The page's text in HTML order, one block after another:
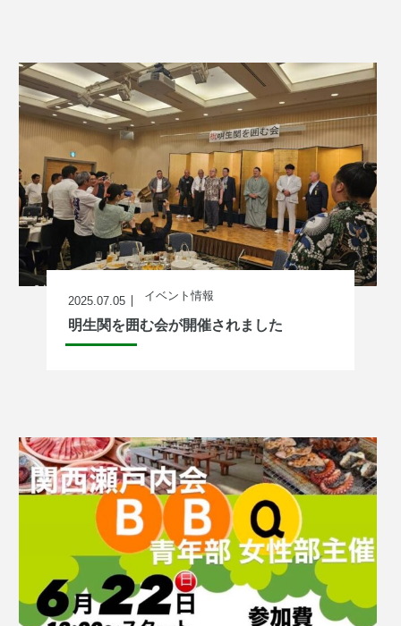
イベント情報
明生関を囲む会が開催されました
2025.07.05